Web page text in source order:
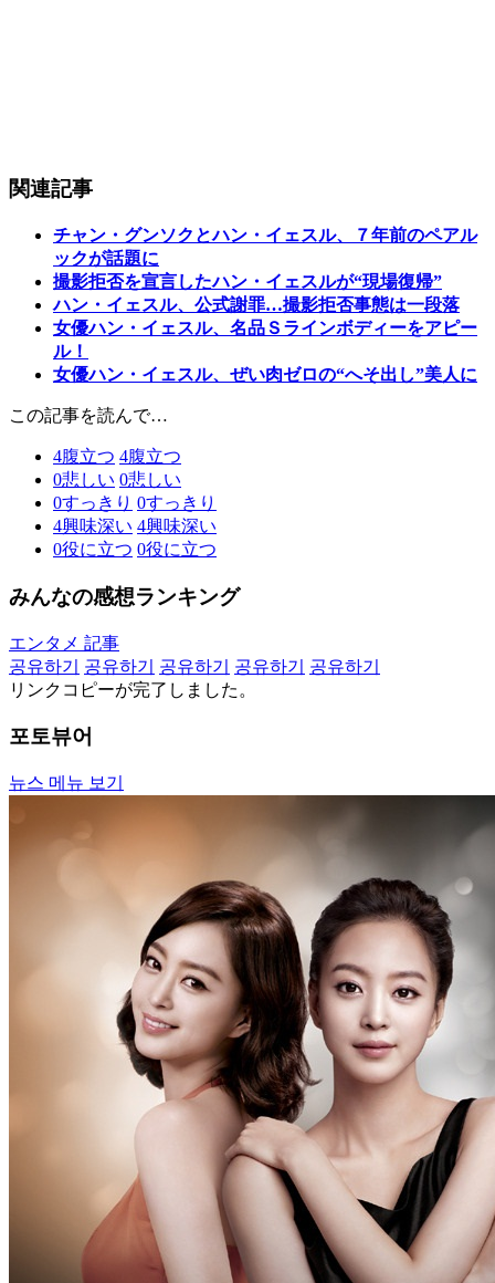
関連記事
チャン・グンソクとハン・イェスル、７年前のペアル
ックが話題に
撮影拒否を宣言したハン・イェスルが“現場復帰”
ハン・イェスル、公式謝罪…撮影拒否事態は一段落
女優ハン・イェスル、名品Ｓラインボディーをアピー
ル！
女優ハン・イェスル、ぜい肉ゼロの“へそ出し”美人に
この記事を読んで…
4腹立つ 4腹立つ
0悲しい 0悲しい
0すっきり 0すっきり
4興味深い 4興味深い
0役に立つ 0役に立つ
みんなの感想ランキング
エンタメ 記事
공유하기
공유하기 공유하기 공유하기
공유하기
リンクコピーが完了しました。
포토뷰어
뉴스 메뉴 보기